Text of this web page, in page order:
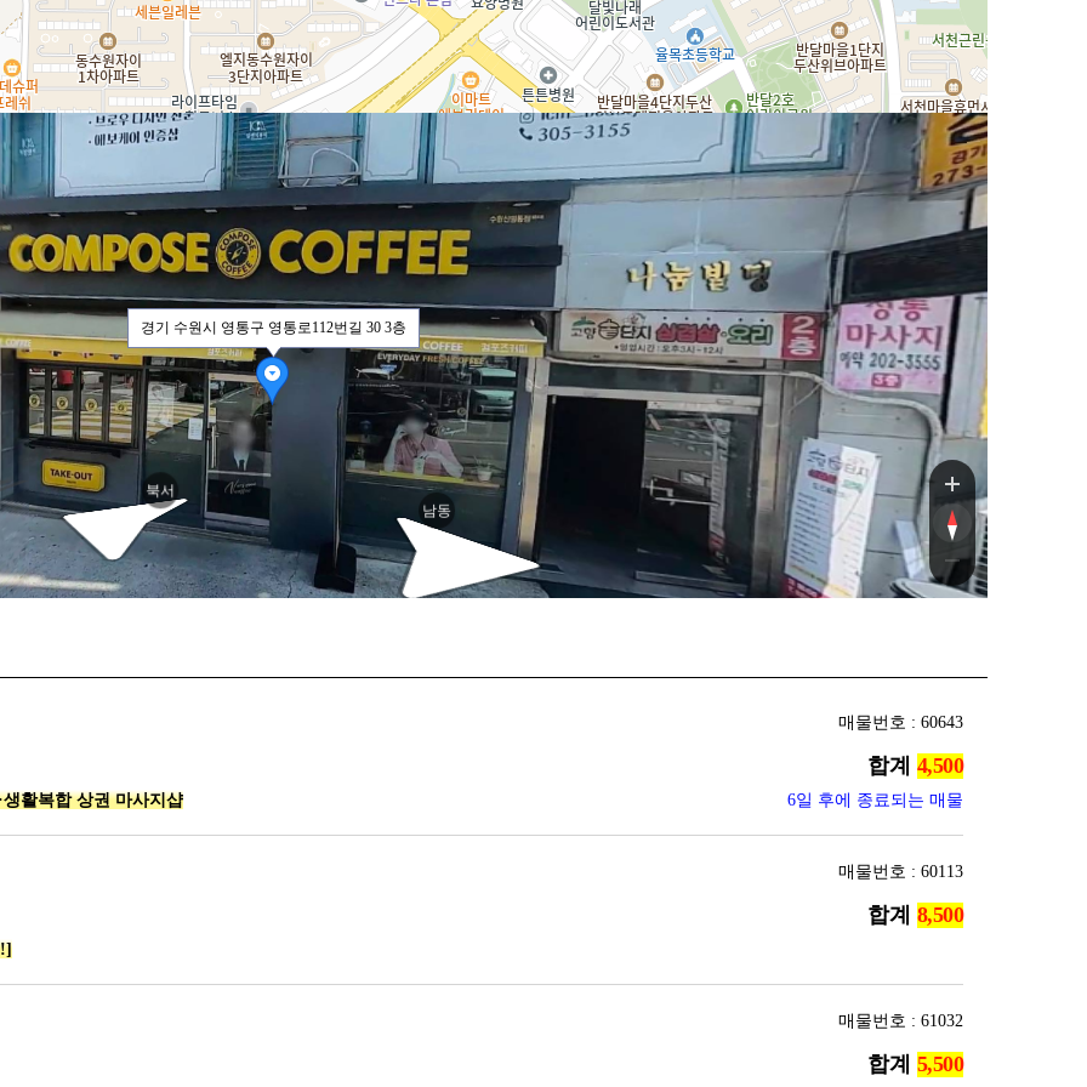
통로112번길
통로112번
북서
남동
경기 수원시 영통구 영통로112번길 30 3층
매물번호 : 60643
합계
활복합 상권 마사지샵 6일 후에 종료되는 매물
매물번호 : 60113
합계
매물번호 : 61032
합계